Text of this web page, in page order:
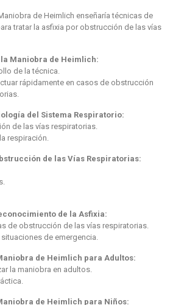
de Heimlich enseñaría técnicas de
tratar la asfixia por obstrucción de las vías
Maniobra de Heimlich:
de la técnica.
rápidamente en casos de obstrucción
del Sistema Respiratorio:
de las vías respiratorias.
respiración.
de las Vías Respiratorias:
de la Asfixia:
de obstrucción de las vías respiratorias.
de emergencia.
de Heimlich para Adultos:
la maniobra en adultos.
de Heimlich para Niños: